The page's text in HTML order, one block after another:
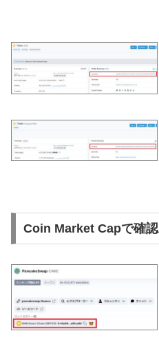
Coin Market Capで確認